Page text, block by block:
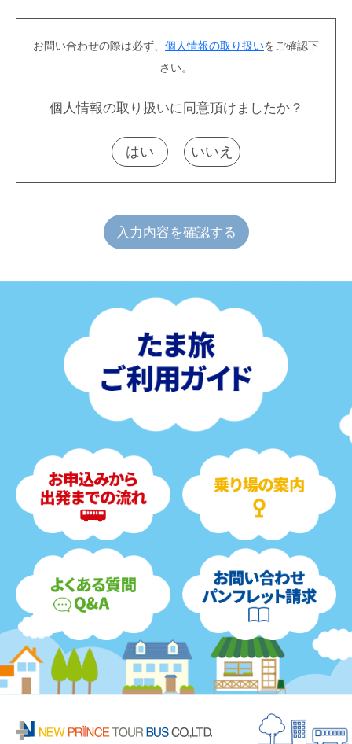
お問い合わせの際は必ず、 個人情報の取り扱いをご確認下
さい。
個人情報の取り扱いに同意頂けましたか？
はい いいえ
入力内容を確認する